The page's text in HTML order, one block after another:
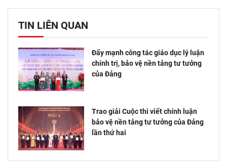
TIN LIÊN QUAN
Đẩy mạnh công tác giáo dục lý luận
chính trị, bảo vệ nền tảng tư tưởng
của Đảng
Trao giải Cuộc thi viết chính luận
bảo vệ nền tảng tư tưởng của Đảng
lần thứ hai